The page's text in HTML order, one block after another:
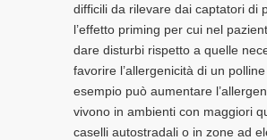
difficili da rilevare dai captatori di
l’effetto priming per cui nel
dare disturbi rispetto a quelle
favorire l’allergenicità di un
esempio può aumentare
vivono in ambienti con maggiori
caselli autostradali o in zone ad